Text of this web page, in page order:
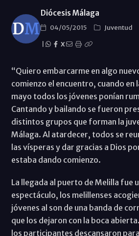
Diócesis Málaga
04/05/2015
Juventud
X
“Quiero embarcarme en algo
comienzo el encuentro, cuando en
mayo todos los jóvenes ponían
Cantando y bailando se fueron
distintos grupos que forman la
Málaga. Al atardecer, todos se
las vísperas y dar gracias a Dios
estaba dando comienzo.
La llegada al puerto de Melilla fue
espectáculo, los melillenses
jóvenes al son de una banda de
que los dejaron con la boca
los participantes descansaron